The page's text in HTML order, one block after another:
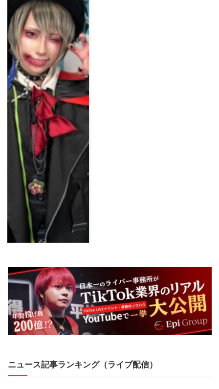
ニュース記事ランキング（ライブ配信）